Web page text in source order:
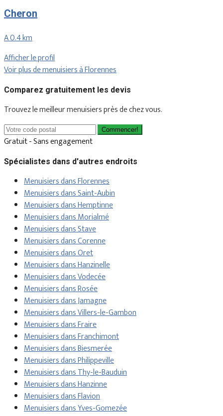
Cheron
A 0.4 km
Afficher le profil
Voir plus de menuisiers à Florennes
Comparez gratuitement les devis
Trouvez le meilleur menuisiers près de chez vous.
Commencer!
Gratuit - Sans engagement
Spécialistes dans d'autres endroits
Menuisiers dans Florennes
Menuisiers dans Saint-Aubin
Menuisiers dans Hemptinne
Menuisiers dans Morialmé
Menuisiers dans Stave
Menuisiers dans Corenne
Menuisiers dans Oret
Menuisiers dans Hanzinelle
Menuisiers dans Vodecée
Menuisiers dans Rosée
Menuisiers dans Jamagne
Menuisiers dans Villers-le-Gambon
Menuisiers dans Fraire
Menuisiers dans Franchimont
Menuisiers dans Biesmerée
Menuisiers dans Philippeville
Menuisiers dans Thy-le-Bauduin
Menuisiers dans Hanzinne
Menuisiers dans Flavion
Menuisiers dans Yves-Gomezée